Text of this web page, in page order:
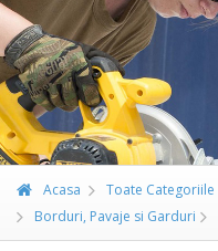
Acasa Toate Categoriile
Borduri, Pavaje si Garduri